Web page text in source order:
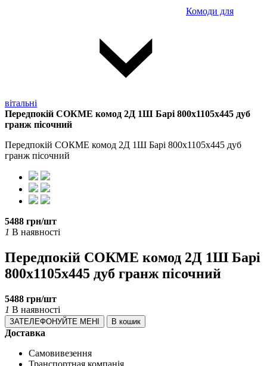
Комоди для
вітальні
Передпокій СОКМЕ комод 2Д 1Ш Барі 800х1105х445 дуб
гранж пісочний
Передпокій СОКМЕ комод 2Д 1Ш Барі 800х1105х445 дуб
гранж пісочний
5488 грн/шт
1 В наявності
Передпокій СОКМЕ комод 2Д 1Ш Барі
800х1105х445 дуб гранж пісочний
5488 грн/шт
1 В наявності
ЗАТЕЛЕФОНУЙТЕ МЕНІ В кошик
Доставка
Самовивезення
Транспортная компанія